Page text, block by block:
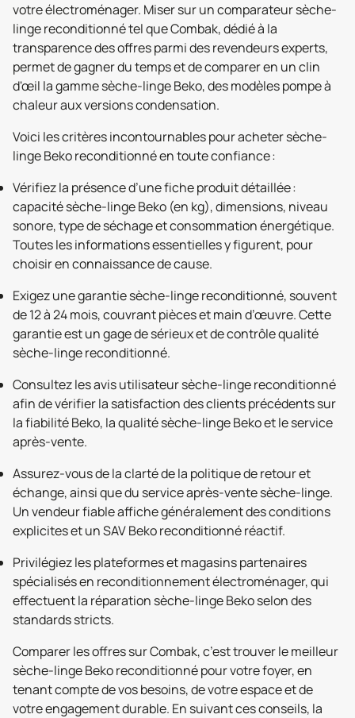
votre électroménager. Miser sur un comparateur sèche-
linge reconditionné tel que Combak, dédié à la
transparence des offres parmi des revendeurs experts,
permet de gagner du temps et de comparer en un clin
d'œil la gamme sèche-linge Beko, des modèles pompe à
chaleur aux versions condensation.
Voici les critères incontournables pour acheter sèche-
linge Beko reconditionné en toute confiance :
Vérifiez la présence d’une fiche produit détaillée :
capacité sèche-linge Beko (en kg), dimensions, niveau
sonore, type de séchage et consommation énergétique.
Toutes les informations essentielles y figurent, pour
choisir en connaissance de cause.
Exigez une garantie sèche-linge reconditionné, souvent
de 12 à 24 mois, couvrant pièces et main d’œuvre. Cette
garantie est un gage de sérieux et de contrôle qualité
sèche-linge reconditionné.
Consultez les avis utilisateur sèche-linge reconditionné
afin de vérifier la satisfaction des clients précédents sur
la fiabilité Beko, la qualité sèche-linge Beko et le service
après-vente.
Assurez-vous de la clarté de la politique de retour et
échange, ainsi que du service après-vente sèche-linge.
Un vendeur fiable affiche généralement des conditions
explicites et un SAV Beko reconditionné réactif.
Privilégiez les plateformes et magasins partenaires
spécialisés en reconditionnement électroménager, qui
effectuent la réparation sèche-linge Beko selon des
standards stricts.
Comparer les offres sur Combak, c’est trouver le meilleur
sèche-linge Beko reconditionné pour votre foyer, en
tenant compte de vos besoins, de votre espace et de
votre engagement durable. En suivant ces conseils, la